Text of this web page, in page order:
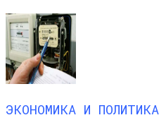
ЭКОНОМИКА И ПОЛИТИКА